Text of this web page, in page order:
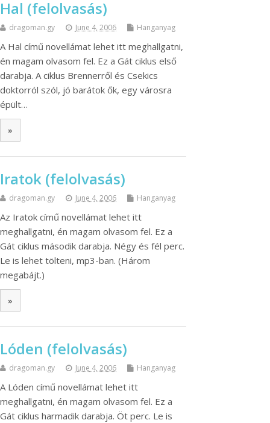
Hal (felolvasás)
dragoman.gy June 4, 2006 Hanganyag
A Hal című novellámat lehet itt meghallgatni,
én magam olvasom fel. Ez a Gát ciklus első
darabja. A ciklus Brennerről és Csekics
doktorról szól, jó barátok ők, egy városra
épült…
»
Iratok (felolvasás)
dragoman.gy June 4, 2006 Hanganyag
Az Iratok című novellámat lehet itt
meghallgatni, én magam olvasom fel. Ez a
Gát ciklus második darabja. Négy és fél perc.
Le is lehet tölteni, mp3-ban. (Három
megabájt.)
»
Lóden (felolvasás)
dragoman.gy June 4, 2006 Hanganyag
A Lóden című novellámat lehet itt
meghallgatni, én magam olvasom fel. Ez a
Gát ciklus harmadik darabja. Öt perc. Le is